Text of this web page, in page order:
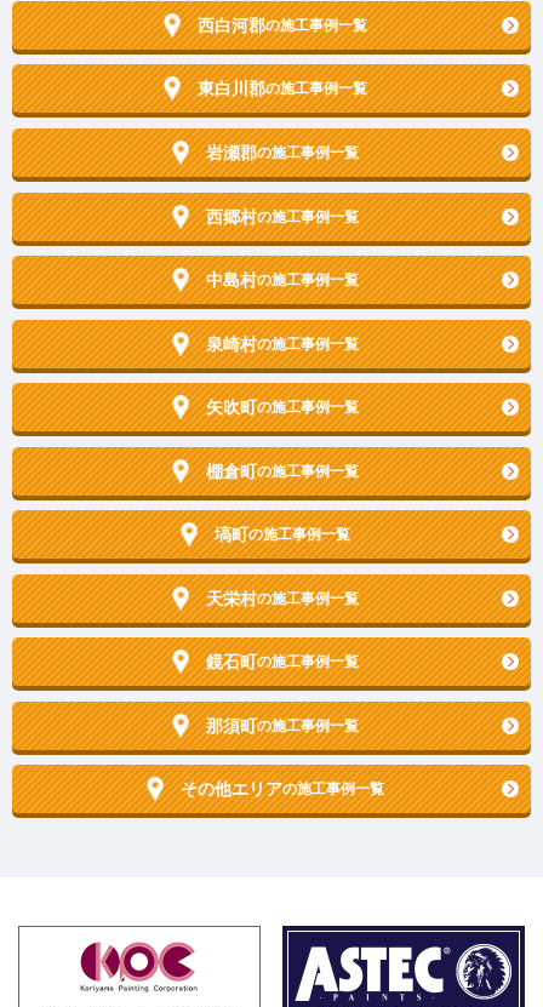
西白河郡の施工事例一覧
東白川郡の施工事例一覧
岩瀬郡の施工事例一覧
西郷村の施工事例一覧
中島村の施工事例一覧
泉崎村の施工事例一覧
矢吹町の施工事例一覧
棚倉町の施工事例一覧
塙町の施工事例一覧
天栄村の施工事例一覧
鏡石町の施工事例一覧
那須町の施工事例一覧
その他エリアの施工事例一覧